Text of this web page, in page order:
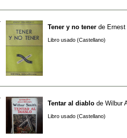
Tener y no tener de
Libro usado (Castellano)
Tentar al diablo de Wilbur
Libro usado (Castellano)